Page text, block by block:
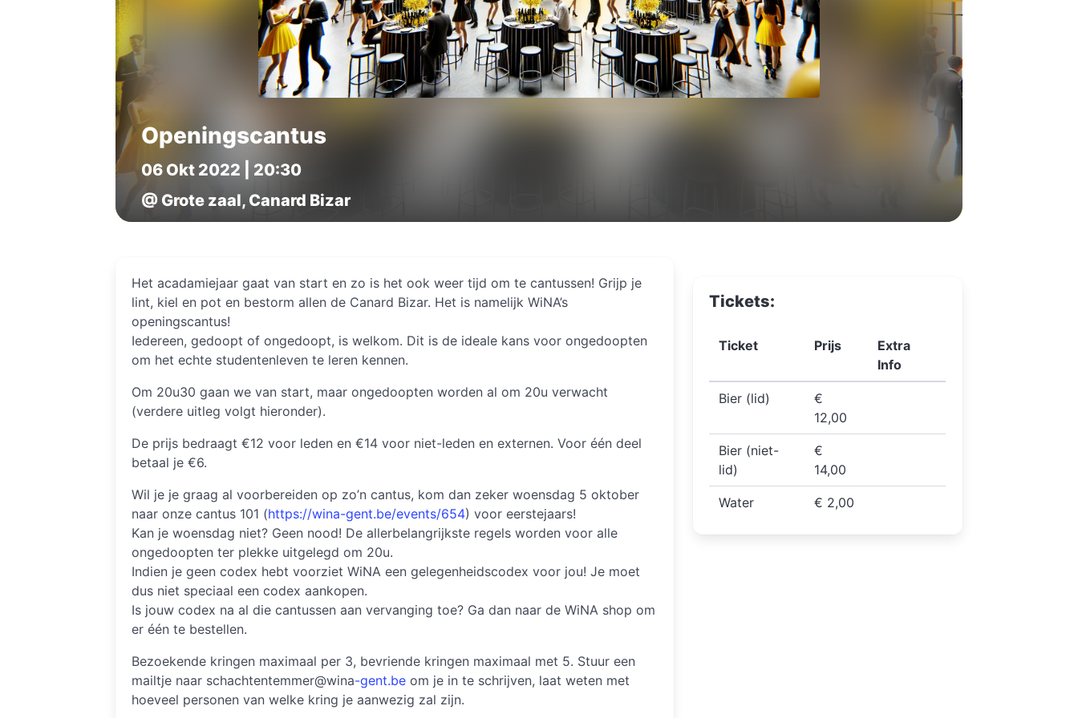
Openingscantus
06 Okt 2022 | 20:30
@ Grote zaal, Canard Bizar
Het acadamiejaar gaat van start en zo is het ook weer tijd om te cantussen! Grijp je
lint, kiel en pot en bestorm allen de Canard Bizar. Het is namelijk WiNA’s
openingscantus!
Iedereen, gedoopt of ongedoopt, is welkom. Dit is de ideale kans voor ongedoopten
om het echte studentenleven te leren kennen.
Om 20u30 gaan we van start, maar ongedoopten worden al om 20u verwacht
(verdere uitleg volgt hieronder).
De prijs bedraagt €12 voor leden en €14 voor niet-leden en externen. Voor één deel
betaal je €6.
Wil je je graag al voorbereiden op zo’n cantus, kom dan zeker woensdag 5 oktober
naar onze cantus 101 (https://wina-gent.be/events/654) voor eerstejaars!
Kan je woensdag niet? Geen nood! De allerbelangrijkste regels worden voor alle
ongedoopten ter plekke uitgelegd om 20u.
Indien je geen codex hebt voorziet WiNA een gelegenheidscodex voor jou! Je moet
dus niet speciaal een codex aankopen.
Is jouw codex na al die cantussen aan vervanging toe? Ga dan naar de WiNA shop om
er één te bestellen.
Bezoekende kringen maximaal per 3, bevriende kringen maximaal met 5. Stuur een
mailtje naar schachtentemmer@wina-gent.be om je in te schrijven, laat weten met
hoeveel personen van welke kring je aanwezig zal zijn.
Tickets:
Ticket Prijs
Extra
Info
Bier (lid)
€
12,00
Bier (niet-
lid)
€
14,00
Water € 2,00